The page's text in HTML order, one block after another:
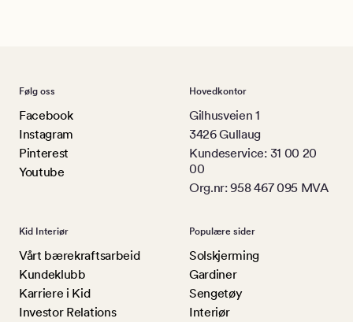
Følg oss
Facebook
Instagram
Pinterest
Youtube
Hovedkontor
Gilhusveien 1
3426 Gullaug
Kundeservice: 31 00 20
00
Org.nr: 958 467 095 MVA
Kid Interiør
Vårt bærekraftsarbeid
Kundeklubb
Karriere i Kid
Investor Relations
Populære sider
Solskjerming
Gardiner
Sengetøy
Interiør